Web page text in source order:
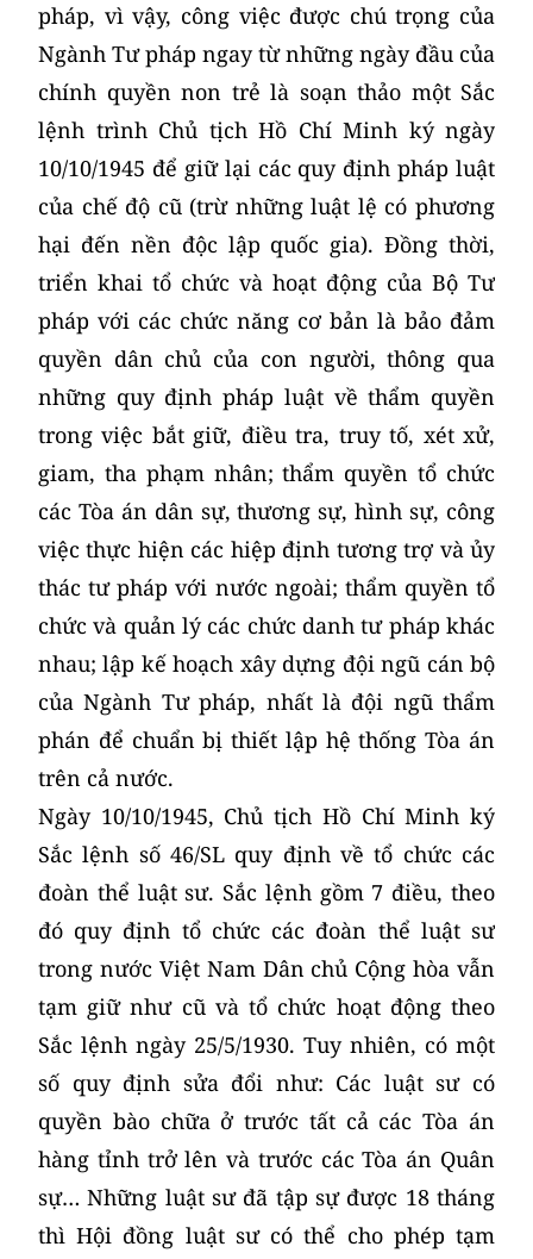
pháp, vì vậy, công việc được chú trọng của
Ngành Tư pháp ngay từ những ngày đầu của
chính quyền non trẻ là soạn thảo một Sắc
lệnh trình Chủ tịch Hồ Chí Minh ký ngày
10/10/1945 để giữ lại các quy định pháp luật
của chế độ cũ (trừ những luật lệ có phương
hại đến nền độc lập quốc gia). Đồng thời,
triển khai tổ chức và hoạt động của Bộ Tư
pháp với các chức năng cơ bản là bảo đảm
quyền dân chủ của con người, thông qua
những quy định pháp luật về thẩm quyền
trong việc bắt giữ, điều tra, truy tố, xét xử,
giam, tha phạm nhân; thẩm quyền tổ chức
các Tòa án dân sự, thương sự, hình sự, công
việc thực hiện các hiệp định tương trợ và ủy
thác tư pháp với nước ngoài; thẩm quyền tổ
chức và quản lý các chức danh tư pháp khác
nhau; lập kế hoạch xây dựng đội ngũ cán bộ
của Ngành Tư pháp, nhất là đội ngũ thẩm
phán để chuẩn bị thiết lập hệ thống Tòa án
trên cả nước.
Ngày 10/10/1945, Chủ tịch Hồ Chí Minh ký
Sắc lệnh số 46/SL quy định về tổ chức các
đoàn thể luật sư. Sắc lệnh gồm 7 điều, theo
đó quy định tổ chức các đoàn thể luật sư
trong nước Việt Nam Dân chủ Cộng hòa vẫn
tạm giữ như cũ và tổ chức hoạt động theo
Sắc lệnh ngày 25/5/1930. Tuy nhiên, có một
số quy định sửa đổi như: Các luật sư có
quyền bào chữa ở trước tất cả các Tòa án
hàng tỉnh trở lên và trước các Tòa án Quân
sự… Những luật sư đã tập sự được 18 tháng
thì Hội đồng luật sư có thể cho phép tạm